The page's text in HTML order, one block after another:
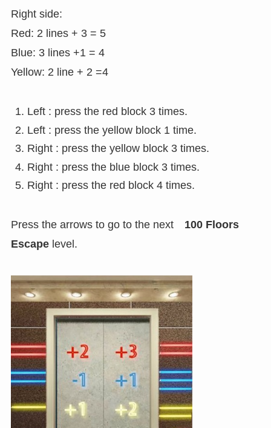
Right side:
Red: 2 lines + 3 = 5
Blue: 3 lines +1 = 4
Yellow: 2 line + 2 =4
Left : press the red block 3 times.
Left : press the yellow block 1 time.
Right : press the yellow block 3 times.
Right : press the blue block 3 times.
Right : press the red block 4 times.
Press the arrows to go to the next 100 Floors
Escapelevel.